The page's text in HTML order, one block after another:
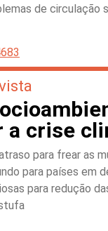
de circulação
a crise
para frear as
para países em
para redução